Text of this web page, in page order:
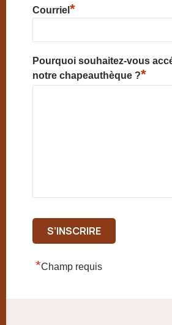
Courriel *
Pourquoi souhaitez-vous
notre chapeauthèque ?*
*Champ requis